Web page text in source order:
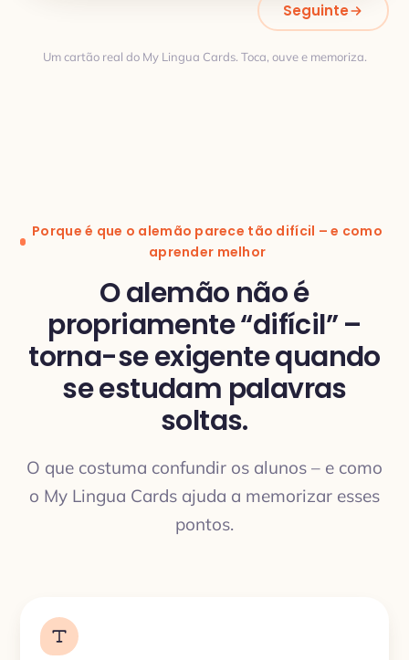
Seguinte
Um cartão real do My Lingua Cards. Toca, ouve e memoriza.
Porque é que o alemão parece tão difícil – e como
aprender melhor
O alemão não é
propriamente “difícil” –
torna-se exigente quando
se estudam palavras
soltas.
O que costuma confundir os alunos – e como
o My Lingua Cards ajuda a memorizar esses
pontos.